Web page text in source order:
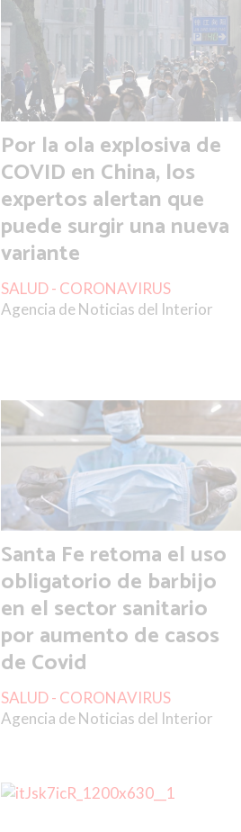
Por la ola explosiva de
COVID en China, los
expertos alertan que
puede surgir una nueva
variante
Agencia de Noticias del Interior
SALUD - CORONAVIRUS
Santa Fe retoma el uso
obligatorio de barbijo
en el sector sanitario
por aumento de casos
de Covid
Agencia de Noticias del Interior
SALUD - CORONAVIRUS